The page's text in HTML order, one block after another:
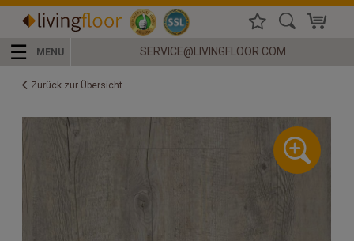
☰ MENU SERVICE@LIVINGFLOOR.COM
Zurück zur Übersicht